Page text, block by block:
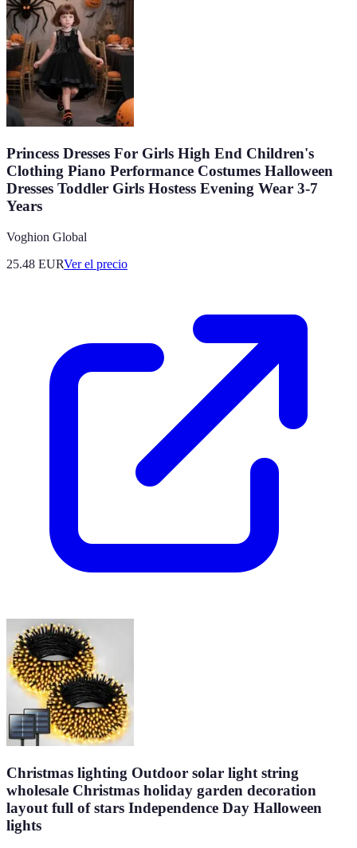
Princess Dresses For Girls High End Children's
Clothing Piano Performance Costumes Halloween
Dresses Toddler Girls Hostess Evening Wear 3-7
Years
Voghion Global
25.48 EURVer el precio
Christmas lighting Outdoor solar light string
wholesale Christmas holiday garden decoration
layout full of stars Independence Day Halloween
lights